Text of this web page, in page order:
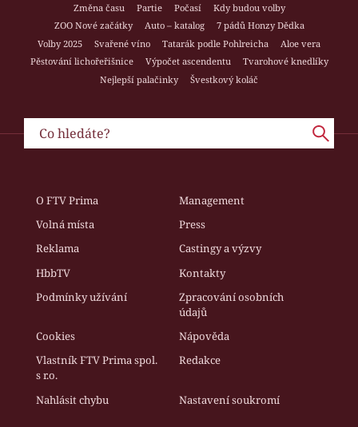
Změna času
Partie Počasí
Kdy budou volby
ZOO Nové začátky
Auto – katalog
7 pádů Honzy Dědka
Volby 2025
Svařené víno Tatarák podle Pohlreicha
Aloe vera
Pěstování lichořeřišnice
Výpočet ascendentu
Tvarohové knedlíky
Nejlepší palačinky
Švestkový koláč
O FTV Prima
Management
Volná místa
Press
Reklama
Castingy a výzvy
HbbTV
Kontakty
Podmínky užívání
Zpracování osobních
údajů
Cookies
Nápověda
Vlastník FTV Prima spol.
s r.o.
Redakce
Nahlásit chybu Nastavení soukromí